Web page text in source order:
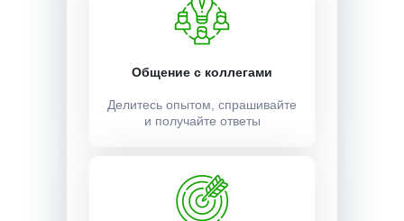
Общение с коллегами
Делитесь опытом, спрашивайте
и получайте ответы